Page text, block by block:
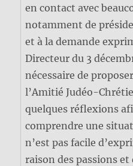
en contact avec
notamment de
et à la demande
Directeur du 3
nécessaire de
l’Amitié Judéo-
quelques réflexions
comprendre une
n’est pas facile
raison des passions et